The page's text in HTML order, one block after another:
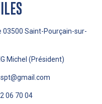
03500 Saint-Pourçain-sur-
Michel (Président)
06 70 04